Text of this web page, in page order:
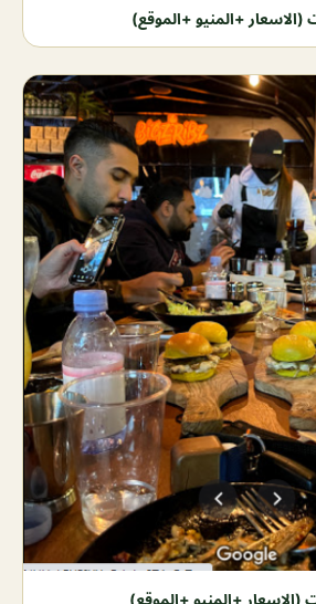
(الاسعار +المنيو +الموقع)
(الاسعار +المنيو +الموقع)